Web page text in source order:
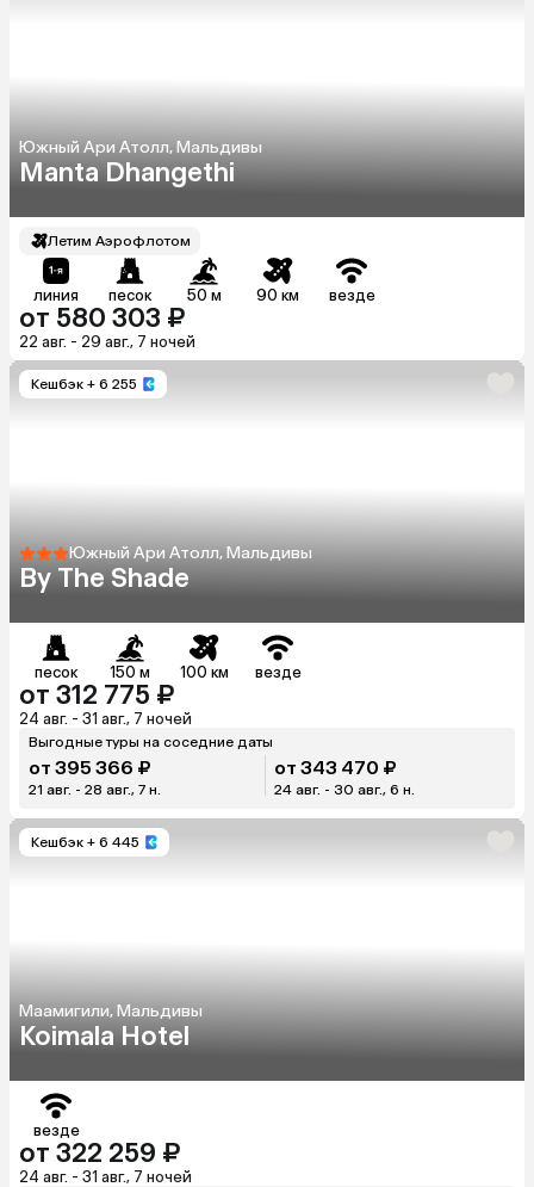
Южный Ари Атолл, Мальдивы
Manta Dhangethi
Летим Аэрофлотом
линия песок 50 м 90 км везде
от 580 303 ₽
22 авг. - 29 авг., 7 ночей
Кешбэк + 6 255
Южный Ари Атолл, Мальдивы
By The Shade
песок 150 м 100 км везде
от 312 775 ₽
24 авг. - 31 авг., 7 ночей
Выгодные туры на соседние даты
от 395 366 ₽
21 авг. - 28 авг., 7 н.
от 343 470 ₽
24 авг. - 30 авг., 6 н.
Кешбэк + 6 445
Маамигили, Мальдивы
Koimala Hotel
везде
от 322 259 ₽
24 авг. - 31 авг., 7 ночей